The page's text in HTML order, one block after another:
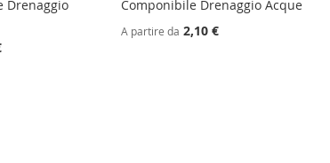
Drenaggio
Componibile Drenaggio Acque
A partire da 2,10 €